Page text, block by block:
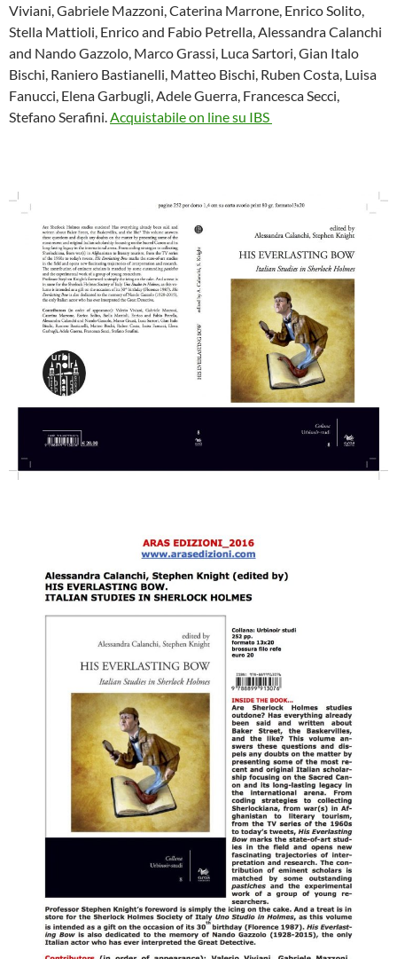
Viviani, Gabriele Mazzoni, Caterina Marrone, Enrico Solito,
Stella Mattioli, Enrico and Fabio Petrella, Alessandra Calanchi
and Nando Gazzolo, Marco Grassi, Luca Sartori, Gian Italo
Bischi, Raniero Bastianelli, Matteo Bischi, Ruben Costa, Luisa
Fanucci, Elena Garbugli, Adele Guerra, Francesca Secci,
Stefano Serafini.Acquistabile on line su IBS